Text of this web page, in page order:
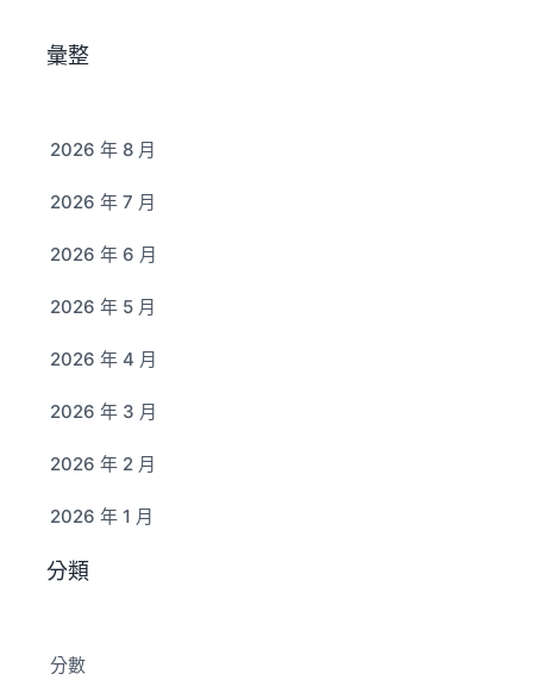
彙整
2026 年 8 月
2026 年 7 月
2026 年 6 月
2026 年 5 月
2026 年 4 月
2026 年 3 月
2026 年 2 月
2026 年 1 月
分類
分數